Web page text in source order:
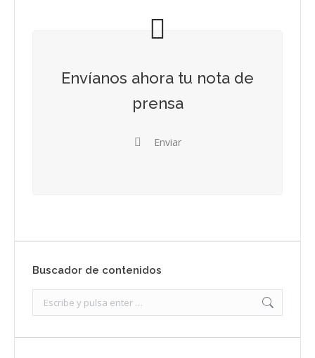
Envíanos ahora tu nota de
prensa
Enviar
Buscador de contenidos